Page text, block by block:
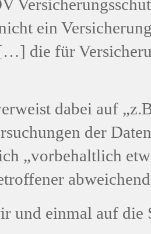
ein
die für
dabei auf
der
„vorbehaltlich
und einmal auf die